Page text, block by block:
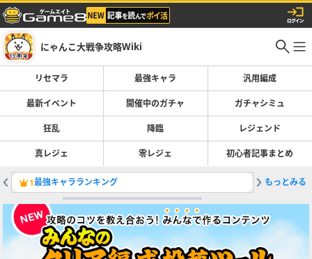
にゃんこ大戦争攻略Wiki
リセマラ 最強キャラ 汎用編成
最新イベント 開催中のガチャ ガチャシミュ
狂乱 降臨 レジェンド
真レジェ 零レジェ 初心者記事まとめ
1最強キャラランキング 2ガチャ
もっとみる